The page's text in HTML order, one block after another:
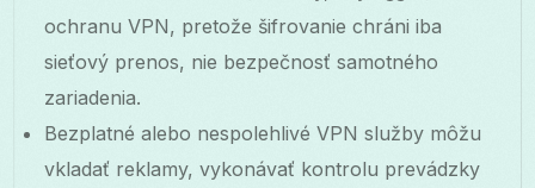
ochranu VPN, pretože šifrovanie chráni iba
sieťový prenos, nie bezpečnosť samotného
zariadenia.
Bezplatné alebo nespolehlivé VPN služby môžu
vkladať reklamy, vykonávať kontrolu prevádzky